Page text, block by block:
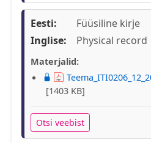
Eesti:
Füüsiline kirje
Inglise:
Physical record
Materjalid:
[1403 KB]
Otsi veebist